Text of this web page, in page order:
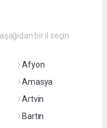
bir il seçin
Afyon
Amasya
Artvin
Bartın